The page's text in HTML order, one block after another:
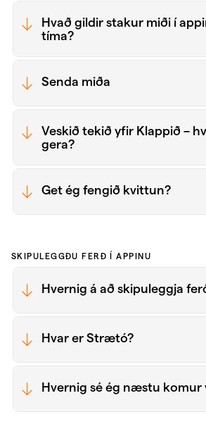
Hvað gildir stakur miði í
tíma?
Senda miða
Veskið tekið yfir Klappið –
gera?
Get ég fengið kvittun?
SKIPULEGGÐU FERÐ Í APPINU
Hvernig á að skipuleggja
Hvar er Strætó?
Hvernig sé ég næstu komur